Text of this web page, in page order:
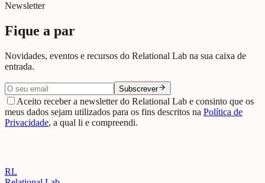
Newsletter
Fique a par
Novidades, eventos e recursos do Relational Lab na sua caixa de
entrada.
Subscrever
Aceito receber a newsletter do Relational Lab e consinto que os
meus dados sejam utilizados para os fins descritos na Política de
Privacidade, a qual li e compreendi.
RL